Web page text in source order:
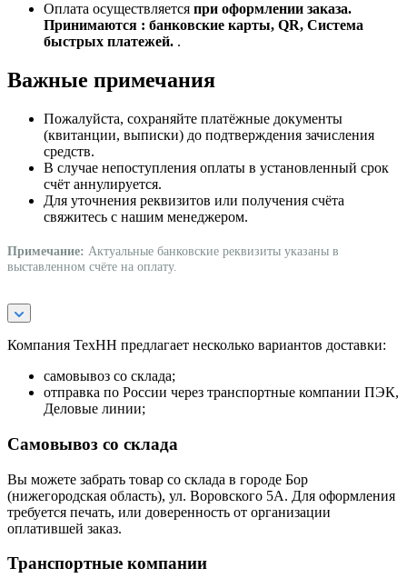
Оплата осуществляется при оформлении заказа.
Принимаются : банковские карты, QR, Система
быстрых платежей. .
Важные примечания
Пожалуйста, сохраняйте платёжные документы
(квитанции, выписки) до подтверждения зачисления
средств.
В случае непоступления оплаты в установленный срок
счёт аннулируется.
Для уточнения реквизитов или получения счёта
свяжитесь с нашим менеджером.
Примечание: Актуальные банковские реквизиты указаны в
выставленном счёте на оплату.
Компания ТехНН предлагает несколько вариантов доставки:
самовывоз со склада;
отправка по России через транспортные компании ПЭК,
Деловые линии;
Самовывоз со склада
Вы можете забрать товар со склада в городе Бор
(нижегородская область), ул. Воровского 5А. Для оформления
требуется печать, или доверенность от организации
оплатившей заказ.
Транспортные компании